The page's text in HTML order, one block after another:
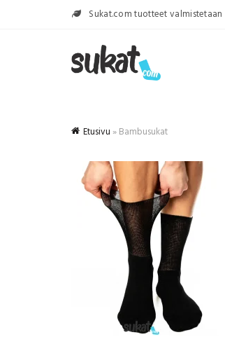
Sukat.com tuotteet valmistetaan
Etusivu »Bambusukat